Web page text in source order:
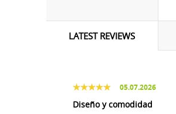
LATEST REVIEWS
05.07.2026
Diseño y comodidad